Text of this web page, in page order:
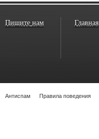
Пишите нам Главная
Антиспам Правила поведения